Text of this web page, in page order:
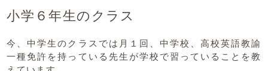
小学６年生のクラス
今、中学生のクラスでは月１回、 中学校、高校英語教諭
一種免許を持っている 先生が学校で習っていることを教